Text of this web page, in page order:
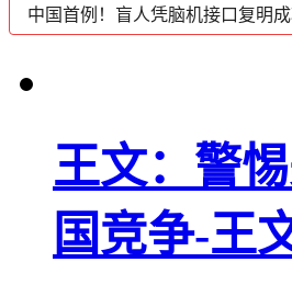
王文：警
国竞争-王